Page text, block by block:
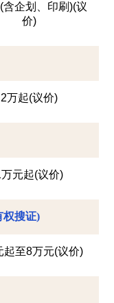
含企划、印刷)(议
价)
2万起(议价)
万元起(议价)
权搜证)
起至8万元(议价)